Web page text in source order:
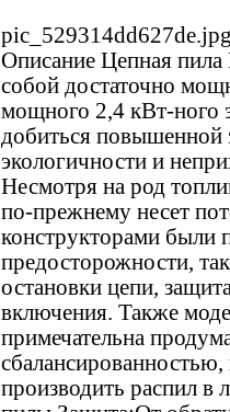
Описание Цепная пила
собой достаточно
мощного 2,4 кВт-ного
добиться
экологичности и
Несмотря на род
по-прежнему несет
конструкторами были
предосторожности,
остановки цепи,
включения. Также
примечательна
производить распил